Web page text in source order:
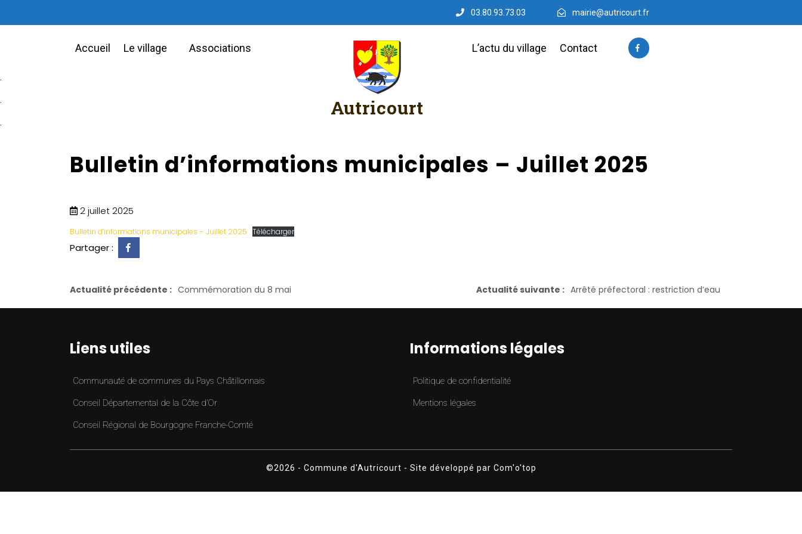
03.80.93.73.03 mairie@autricourt.fr
Accueil Le village Associations
Autricourt
L’actu du village Contact
.
.
.
Bulletin d’informations municipales – Juillet 2025
2 juillet 2025
Bulletin d’informations municipales – Juillet 2025 Télécharger
Partager :
Actualité précédente : Commémoration du 8 mai Actualité suivante : Arrêté préfectoral : restriction d’eau
Liens utiles
Communauté de communes du Pays Châtillonnais
Conseil Départemental de la Côte d’Or
Conseil Régional de Bourgogne Franche-Comté
Informations légales
Politique de confidentialité
Mentions légales
©2026 - Commune d'Autricourt - Site développé par Com'o'top